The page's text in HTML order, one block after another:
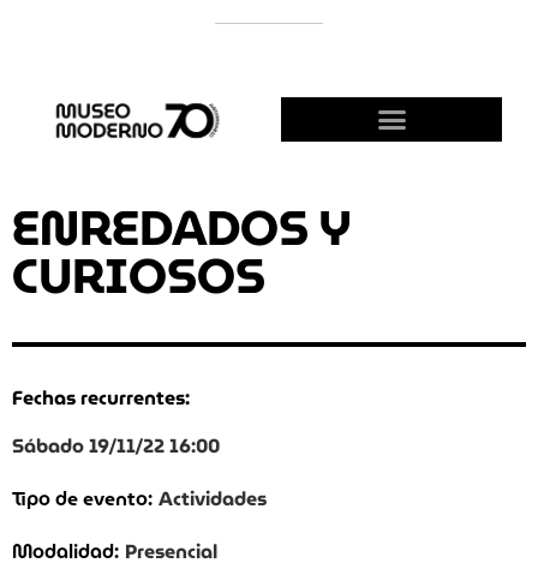
ENREDADOS Y
CURIOSOS
Fechas recurrentes:
Sábado 19/11/22 16:00
Tipo de evento: Actividades
Modalidad: Presencial